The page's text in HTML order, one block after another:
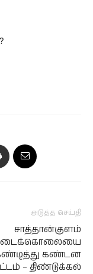
அடுத்த செய்தி
சாத்தான்குளம்
கண்டன
– திண்டுக்கல்